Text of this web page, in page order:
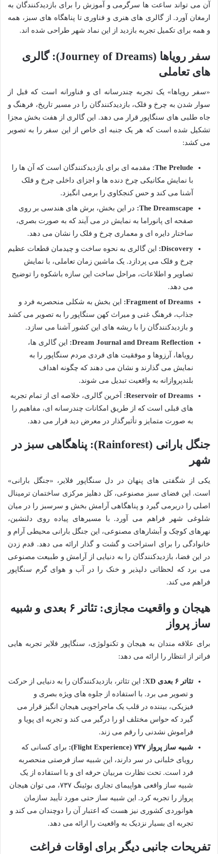
آن می تواند ساعت ها سرگرمی و آموزش را برای بازدیدکنندگان به
ارمغان آورد. از گالری های هنری و فناوری تا پناهگاه های سبز، همه
و همه برای تکمیل تجربه بازدید از این نماد شهر طراحی شده اند.
سفر رویاها (Journey of Dreams): گالری
های تعاملی
«سفر رویاها» یک تجربه چندرسانه ای و فناورانه است که قبل از
سوار شدن به چرخ و فلک، بازدیدکنندگان را در مسیر تاریخ، فرهنگ و
جاه طلبی های سنگاپور قرار می دهد. این گالری از هفت بخش مجزا
تشکیل شده است که هر یک جنبه ای خاص از این سفر را به تصویر
می کشد:
The Prelude:
مقدمه ای برای بازدیدکنندگان است که آن ها را
با نمایش مکانیکی چرخ دنده ها و اجزای داخلی چرخ و فلک
آشنا می کند و حس کنجکاوی را برمی انگیزد.
The Dreamscape:
در این بخش، برش های هندسی بر روی
صفحه ای پانوراما به نمایش در می آیند که به صورت بصری،
ساختار دایره ای و معماری چرخ و فلک را نشان می دهد.
Discovery:
این گالری به نحوه ساخت و چیدمان قطعات عظیم
چرخ و فلک می پردازد. یک ماشین زمان تعاملی، با نمایش
تصاویر و اطلاعات، مراحل ساخت این سازه باشکوه را توضیح
می دهد.
Fragment of Dreams:
این بخش به شکلی منحصربه فرد و
جذاب، فرهنگ غنی و میراث کهن سنگاپور را به تصویر می کشد
و بازدیدکنندگان را با ریشه های این کشور آشنا می سازد.
Dream Journal and Dream Reflection:
این گالری ها،
رویاها، آرزوها و موفقیت های فردی مردم سنگاپور را به
نمایش می گذارند و نشان می دهند که چگونه اهداف
بلندپروازانه به واقعیت تبدیل می شوند.
Reservoir of Dreams:
آخرین گالری، خلاصه ای از تمام تجربه
های قبلی است که از طریق امکانات چندرسانه ای، مفاهیم را
به صورت متمایز و تأثیرگذار در معرض دید قرار می دهد.
جنگل بارانی (Rainforest): پناهگاهی سبز در
شهر
یکی از شگفتی های پنهان در دل سنگاپور فلایر، «جنگل بارانی»
است. این فضای سبز مصنوعی، کل دهلیز مرکزی ساختمان ترمینال
اصلی را دربرمی گیرد و پناهگاهی آرامش بخش و سرسبز را در میان
شلوغی شهر فراهم می آورد. با مسیرهای پیاده روی دلنشین،
نهرهای کوچک و آبشارهای مصنوعی، این جنگل بارانی محیطی آرام و
خانوادگی را برای استراحت و گشت و گذار ارائه می دهد. قدم زدن
در این فضا، بازدیدکنندگان را به دنیایی از آرامش و طبیعت مصنوعی
می برد که لحظاتی دلپذیر و خنک را در آب و هوای گرم سنگاپور
فراهم می کند.
هیجان و واقعیت مجازی: تئاتر ۶ بعدی و شبیه
ساز پرواز
برای علاقه مندان به هیجان و تکنولوژی، سنگاپور فلایر تجربه هایی
فراتر از انتظار را ارائه می دهد:
تئاتر ۶ بعدی XD:
این تئاتر، بازدیدکنندگان را به دنیایی از حرکت
و تصویر می برد. با استفاده از جلوه های ویژه بصری و
فیزیکی، بیننده در قلب یک ماجراجویی هیجان انگیز قرار می
گیرد که حواس مختلف او را درگیر می کند و تجربه ای پویا و
فراموش نشدنی را رقم می زند.
شبیه ساز پرواز ۷۳۷ (Flight Experience):
برای کسانی که
رویای خلبانی در سر دارند، این شبیه ساز فرصتی منحصربه
فرد است. تحت نظارت مربیان حرفه ای و با استفاده از یک
شبیه ساز واقعی هواپیمای تجاری بوئینگ ۷۳۷، می توان هیجان
پرواز را تجربه کرد. این شبیه ساز حتی مورد تأیید سازمان
هوانوردی کشوری نیز هست که اعتبار آن را دوچندان می کند و
تجربه ای بسیار نزدیک به واقعیت را ارائه می دهد.
تفریحات جانبی دیگر برای اوقات فراغت